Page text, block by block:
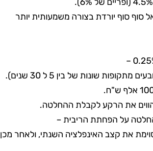
ברצף, ריבית בנק ישראל סוף סוף יורדת בצורה משמעותית יותר
את הרקע לקבלת ההחלטה.
על הפחתת הריבית –
ב 15.1) יעלה במידה מסוימת את קצב האינפלציה השנתי, ולאחר מכן